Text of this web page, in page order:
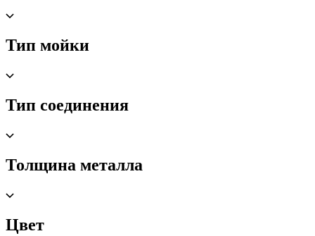
Тип мойки
Тип соединения
Толщина металла
Цвет